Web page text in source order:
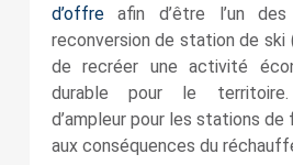
d’offreafin d’être l’un
reconversion de station de
de recréer une activité
durable pour le
d’ampleur pour les stations
aux conséquences du